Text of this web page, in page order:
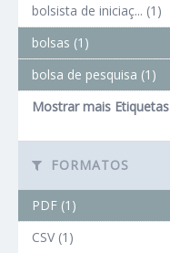
bolsista de iniciaç... (1)
bolsas (1)
bolsa de pesquisa (1)
Mostrar mais Etiquetas
FORMATOS
PDF (1)
CSV (1)